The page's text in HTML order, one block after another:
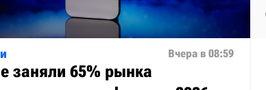
Вчера в 08:59
заняли 65% рынка